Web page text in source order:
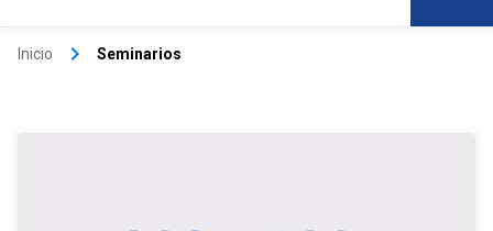
Inicio keyboard_arrow_right Seminarios